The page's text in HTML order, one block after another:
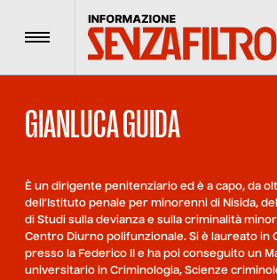
Menu
GIANLUCA GUIDA
È un dirigente penitenziario ed è a capo, da
dell’Istituto penale per minorenni di Nisida,
di Studi sulla devianza e sulla criminalità
Centro Diurno polifunzionale. Si è laureato in
presso la Federico II e ha poi conseguito un
universitario in Criminologia, Scienze